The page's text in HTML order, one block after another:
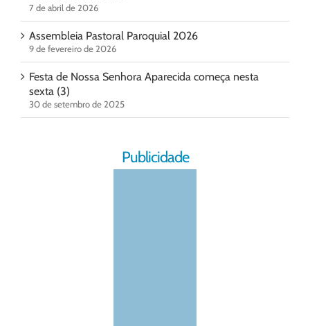
7 de abril de 2026
Assembleia Pastoral Paroquial 2026
9 de fevereiro de 2026
Festa de Nossa Senhora Aparecida começa nesta
sexta (3)
30 de setembro de 2025
Publicidade